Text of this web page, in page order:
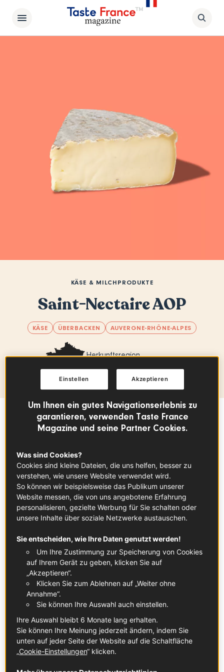
KÄSE & MILCHPRODUKTE
Saint-Nectaire AOP
KÄSE ÜBERBACKEN AUVERGNE-RHÔNE-ALPES
Herkunftsregion
Auvergne - Rhône-Alpes
Sommaire
Der Saint-Nectaire mit der geschützten
Ursprungsbezeichnung AOP ist ein
gepresster, nicht nachgewärmter
Kuhmilchkäse mit Schimmelrinde aus der
Auvergne. Er verdankt seinen typischen
Almwiesenmilch und der traditionellen
Reifung.
Das solltest du wissen
Der Saint-Nectaire mit der geschützten
Ursprungsbezeichnung AOP kommt aus der Auvergne. Der
gepresste, nicht nachgewärmte Käse mit Schimmelrinde
wird aufgrund seiner weichen Konsistenz und des
Haselnussgeschmacks geschätzt.
Um Ihnen ein gutes Navigationserlebnis zu
garantieren, verwenden Taste France
Magazine und seine Partner Cookies.
Was sind Cookies?
Cookies sind kleine Dateien, die uns helfen, besser zu
verstehen, wie unsere Website verwendet wird.
So können wir beispielsweise das Publikum unserer
Website messen, die von uns angebotene Erfahrung
personalisieren, gezielte Werbung für Sie schalten oder
unsere Inhalte über soziale Netzwerke austauschen.
Sie entscheiden, wie Ihre Daten genutzt werden!
Um Ihre Zustimmung zur Speicherung von Cookies
auf Ihrem Gerät zu geben, klicken Sie auf
„Akzeptieren“.
Klicken Sie zum Ablehnen auf „Weiter ohne
Annahme“.
Sie können Ihre Auswahl auch einstellen.
Ihre Auswahl bleibt 6 Monate lang erhalten.
Sie können Ihre Meinung jederzeit ändern, indem Sie
unten auf jeder Seite der Website auf die Schaltfläche
„Cookie-Einstellungen“ klicken.
Akzeptieren
Einstellen